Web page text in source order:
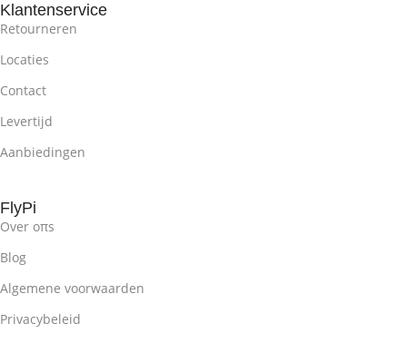
Klantenservice
Retourneren
Locaties
Contact
Levertijd
Aanbiedingen
FlyPi
Over oπs
Blog
Algemene voorwaarden
Privacybeleid